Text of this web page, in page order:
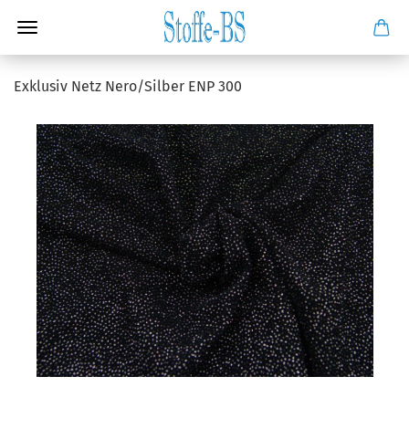
Exklusiv Netz Nero/Silber ENP 300